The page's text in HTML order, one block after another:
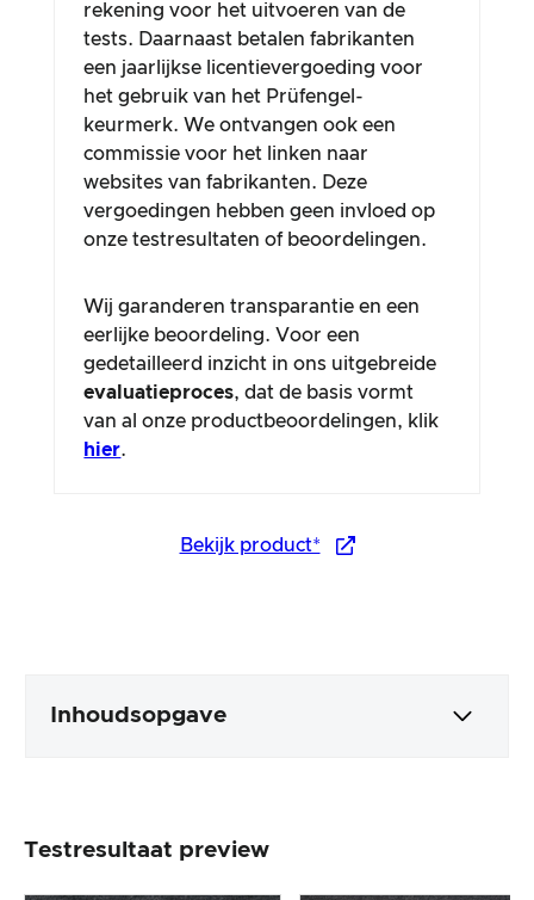
rekening voor het uitvoeren van de
tests. Daarnaast betalen fabrikanten
een jaarlijkse licentievergoeding voor
het gebruik van het Prüfengel-
keurmerk. We ontvangen ook een
commissie voor het linken naar
websites van fabrikanten. Deze
vergoedingen hebben geen invloed op
onze testresultaten of beoordelingen.
Wij garanderen transparantie en een
eerlijke beoordeling. Voor een
gedetailleerd inzicht in ons uitgebreide
evaluatieproces, dat de basis vormt
van al onze productbeoordelingen, klik
hier.
Bekijk product*
Inhoudsopgave
Productverwerking en uiterlijk
Testresultaat preview